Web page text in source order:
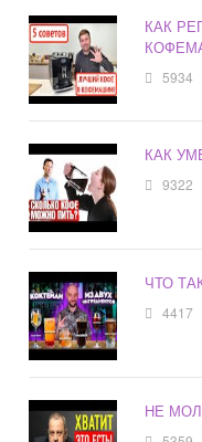
КАК
5934
КАК
9322
ЧТО
4417
НЕ